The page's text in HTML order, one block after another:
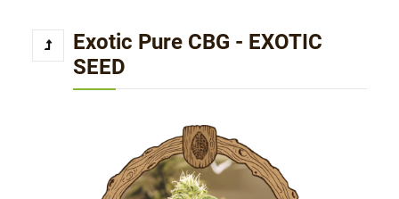
Exotic Pure CBG - EXOTIC
SEED